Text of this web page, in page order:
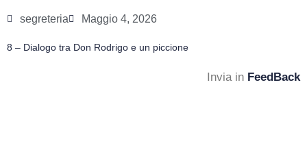
segreteria Maggio 4, 2026
8 – Dialogo tra Don Rodrigo e un piccione
Invia in FeedBack